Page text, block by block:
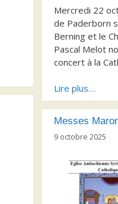
Mercredi 22
de Paderborn
Berning et le
Pascal Melot
concert à la
Lire plus…
Messes
9 octobre 2025